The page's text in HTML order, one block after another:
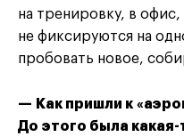
на тренировку, в
не фиксируются на
пробовать новое,
— Как пришли к
До этого была какая-